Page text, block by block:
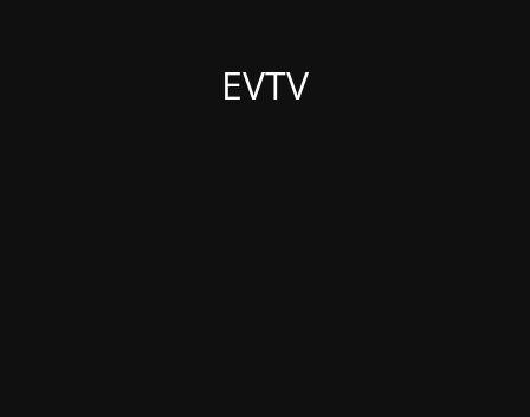
EVTV